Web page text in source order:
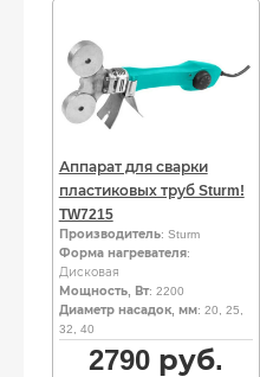
Аппарат для сварки
пластиковых труб Sturm!
TW7215
Производитель: Sturm
Форма нагревателя:
Дисковая
Мощность, Вт: 2200
Диаметр насадок, мм: 20, 25,
32, 40
2790руб.